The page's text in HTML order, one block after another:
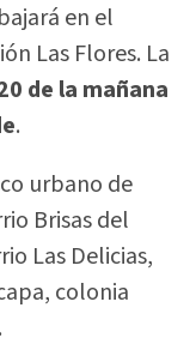
en el
Las Flores. La
de la mañana
.
urbano de
Brisas del
Las Delicias,
colonia